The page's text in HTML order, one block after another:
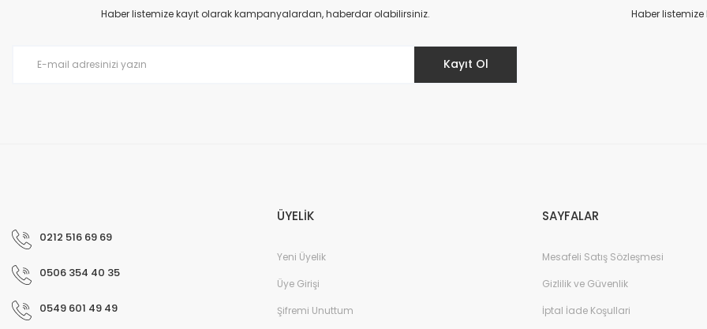
Erkek Deri Terlik - Siyah Erkek Deri Terlik - Taba Erkek
Haber listemize kayıt olarak kampanyalardan, haberdar olabilirsiniz.
Kayıt Ol
Haber
0212 516 69 69
0506 354 40 35
0549 601 49 49
ÜYELİK
Yeni Üyelik
Üye Girişi
Şifremi Unuttum
SAYFALAR
Mesafeli Satış Sözleşmesi
Gizlilik ve Güvenlik
İptal İade Koşullari